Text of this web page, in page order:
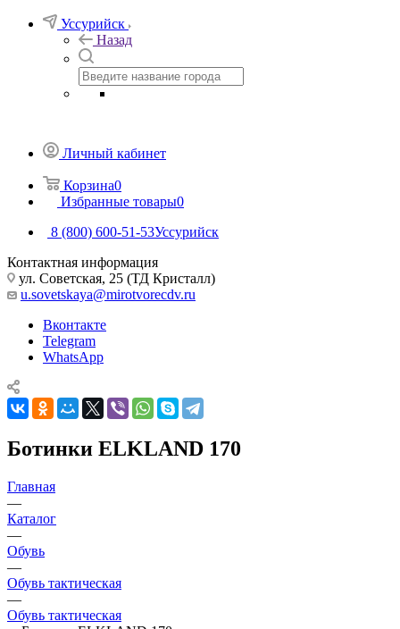
Уссурийск
Назад
Личный кабинет
Корзина0
Избранные товары0
8 (800) 600-51-53Уссурийск
Контактная информация
ул. Советская, 25 (ТД Кристалл)
u.sovetskaya@mirotvorecdv.ru
Вконтакте
Telegram
WhatsApp
Ботинки ELKLAND 170
Главная
—
Каталог
—
Обувь
—
Обувь тактическая
—
Обувь тактическая